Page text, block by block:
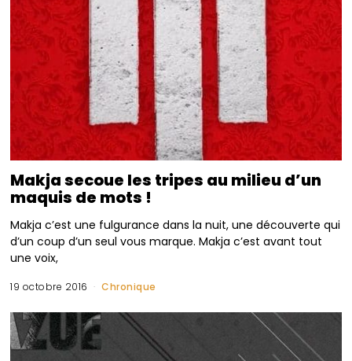
Makja secoue les tripes au milieu d’un
maquis de mots !
Makja c’est une fulgurance dans la nuit, une découverte qui
d’un coup d’un seul vous marque. Makja c’est avant tout
une voix,
19 octobre 2016 Chronique